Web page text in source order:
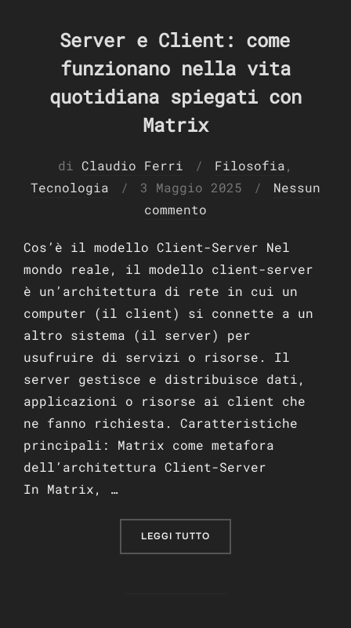
Server e Client: come
funzionano nella vita
quotidiana spiegati con
Matrix
di Claudio Ferri Filosofia,
Tecnologia
Pubblicato
il
3 Maggio 2025
Nessun
commento
Cos’è il modello Client-Server Nel
mondo reale, il modello client-server
è un’architettura di rete in cui un
computer (il client) si connette a un
altro sistema (il server) per
usufruire di servizi o risorse. Il
server gestisce e distribuisce dati,
applicazioni o risorse ai client che
ne fanno richiesta. Caratteristiche
principali: Matrix come metafora
dell’architettura Client-Server
In Matrix, …
LEGGI TUTTO